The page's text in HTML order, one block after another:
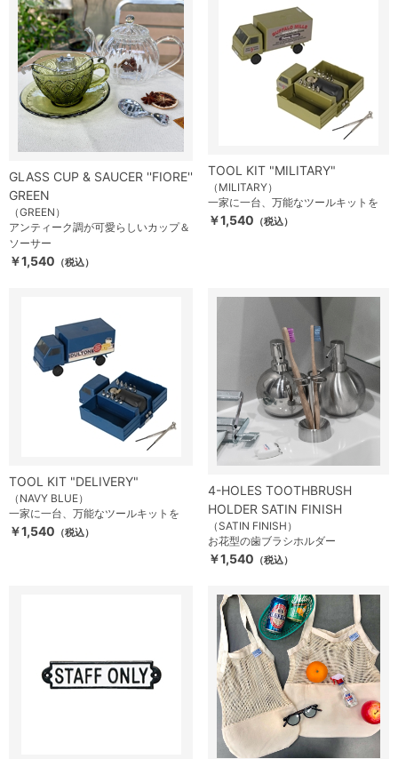
GLASS CUP & SAUCER ''FIORE''
GREEN
（GREEN）
アンティーク調が可愛らしいカップ＆
ソーサー
￥1,540 （税込）
TOOL KIT "MILITARY"
（MILITARY）
一家に一台、万能なツールキットを
￥1,540 （税込）
TOOL KIT "DELIVERY"
（NAVY BLUE）
一家に一台、万能なツールキットを
￥1,540 （税込）
4-HOLES TOOTHBRUSH
HOLDER SATIN FINISH
（SATIN FINISH）
お花型の歯ブラシホルダー
￥1,540 （税込）